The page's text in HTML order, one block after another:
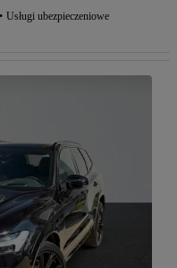
Usługi ubezpieczeniowe